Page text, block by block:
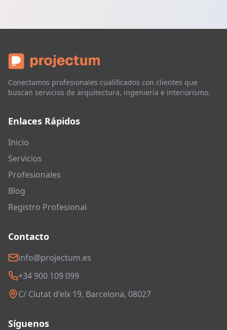
Conectamos profesionales cualificados con clientes que
buscan servicios de arquitectura, ingeniería e interiorismo.
Enlaces Rápidos
Inicio
Servicios
Profesionales
Blog
Registro Profesional
Contacto
info@projectum.es
+34 900 109 099
C/ Ciutat d'elx 19, Barcelona, 08027
Síguenos